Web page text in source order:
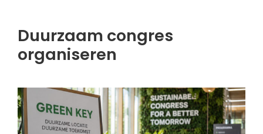
Duurzaam congres
organiseren